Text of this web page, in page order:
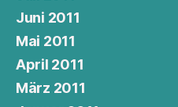
Juni 2011
Mai 2011
April 2011
März 2011